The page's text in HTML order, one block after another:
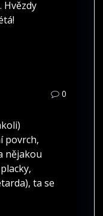
Hvězdy
0
povrch,
nějakou
ta se